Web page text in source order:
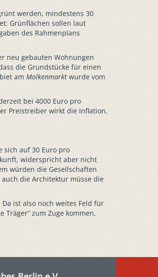
werden, mindestens 30
Grünflächen sollen laut
des Rahmenplans
neu gebauten Wohnungen
die Grundstücke für einen
am Molkenmarkt wurde vom
bei 4000 Euro pro
Preistreiber wirkt die Inflation,
sich auf 30 Euro pro
widerspricht aber nicht
würden die Gesellschaften
die Architektur müsse die
ist also noch weites Feld für
zum Zuge kommen,